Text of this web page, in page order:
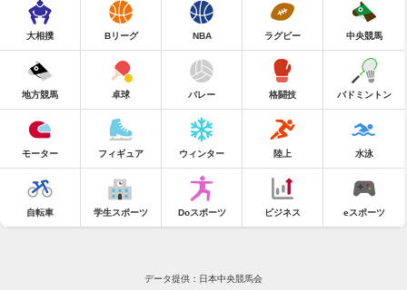
大相撲 Bリーグ NBA ラグビー 中央競馬
地方競馬 卓球 バレー 格闘技 バドミントン
モーター フィギュア ウィンター 陸上 水泳
自転車 学生スポーツ Doスポーツ ビジネス eスポーツ
データ提供：日本中央競馬会